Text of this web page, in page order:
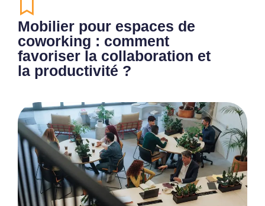
Mobilier pour espaces de
coworking : comment
favoriser la collaboration et
la productivité ?